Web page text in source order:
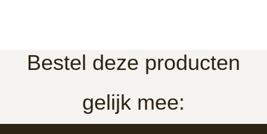
Bestel deze producten
gelijk mee: